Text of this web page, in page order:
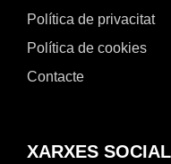
Política de privacitat
Política de cookies
Contacte
XARXES